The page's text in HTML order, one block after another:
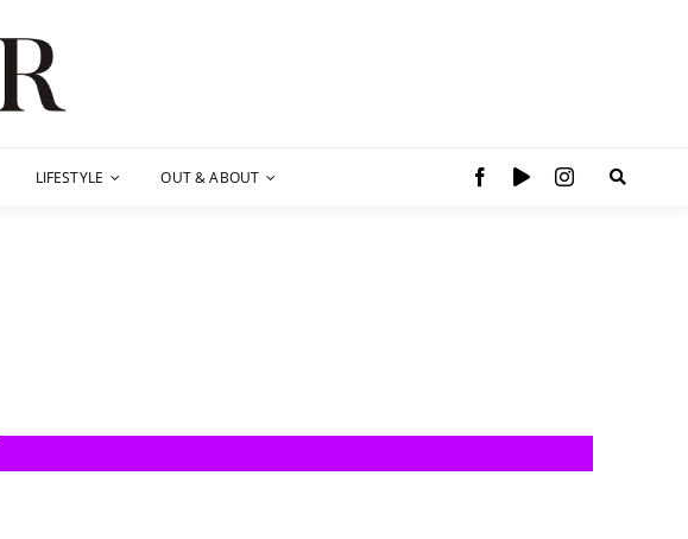
LIFESTYLE OUT & ABOUT